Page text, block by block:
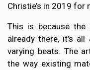
Christie’s in 2019 for
This is because
already there, it’s
varying beats. The
the way existing